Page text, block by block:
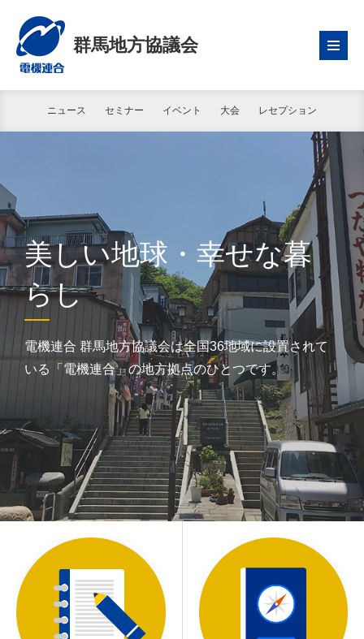
群馬地方協議会
ニュース セミナー イベント 大会 レセプション
美しい地球・幸せな暮
らし
電機連合 群馬地方協議会は全国36地域に設置されて
いる「電機連合」の地方拠点のひとつです。